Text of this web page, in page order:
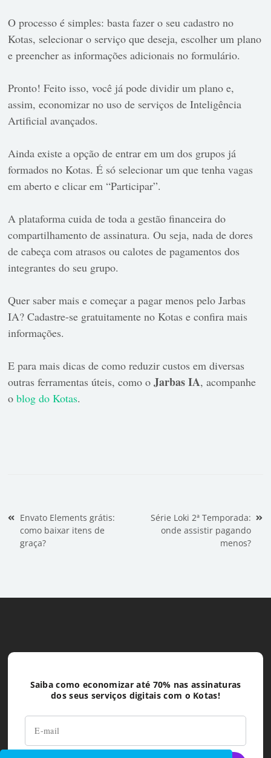
O processo é simples: basta fazer o seu cadastro no
Kotas, selecionar o serviço que deseja, escolher um plano
e preencher as informações adicionais no formulário.
Pronto! Feito isso, você já pode dividir um plano e,
assim, economizar no uso de serviços de Inteligência
Artificial avançados.
Ainda existe a opção de entrar em um dos grupos já
formados no Kotas. É só selecionar um que tenha vagas
em aberto e clicar em “Participar”.
A plataforma cuida de toda a gestão financeira do
compartilhamento de assinatura. Ou seja, nada de dores
de cabeça com atrasos ou calotes de pagamentos dos
integrantes do seu grupo.
Quer saber mais e começar a pagar menos pelo Jarbas
IA? Cadastre-se gratuitamente no Kotas e confira mais
informações.
E para mais dicas de como reduzir custos em diversas
outras ferramentas úteis, como oJarbas IA, acompanhe
oblog do Kotas.
Navegação de Post
Envato Elements grátis:
como baixar itens de
graça?
Série Loki 2ª Temporada:
onde assistir pagando
menos?
Saiba como economizar até 70% nas assinaturas
dos seus serviços digitais com o Kotas!